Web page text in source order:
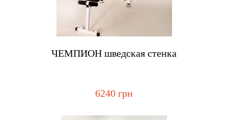
ЧЕМПИОН шведская стенка
6240 грн